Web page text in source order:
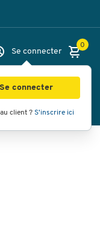
Se connecter
Se connecter
client ? S'inscrire ici
0
Inspirations